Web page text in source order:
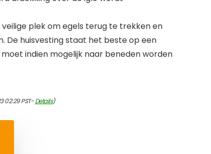
plek om egels terug te trekken en
De huisvesting staat het beste op een
indien mogelijk naar beneden worden
02:29 PST-Details)